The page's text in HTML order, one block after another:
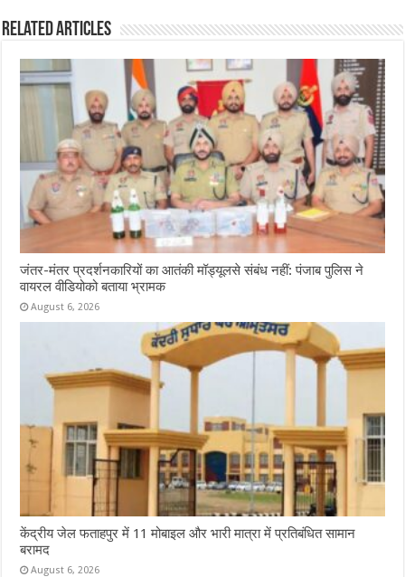
Related Articles
जंतर-मंतर प्रदर्शनकारियों का आतंकी मॉड्यूलसे संबंध नहीं: पंजाब पुलिस ने
वायरल वीडियोको बताया भ्रामक
August 6, 2026
केंद्रीय जेल फताहपुर में 11 मोबाइल और भारी मात्रा में प्रतिबंधित सामान
बरामद
August 6, 2026